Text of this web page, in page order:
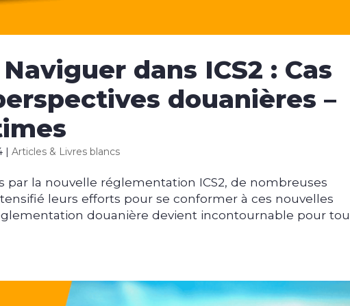
dans ICS2 : Cas
douanières –
|Articles & Livres blancs
par la nouvelle réglementation ICS2, de nombreuses
leurs efforts pour se conformer à ces nouvelles
douanière devient incontournable pour